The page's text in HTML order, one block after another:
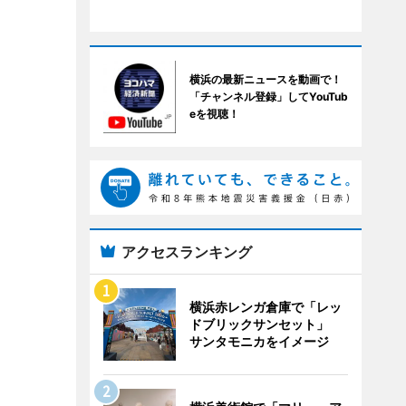
横浜の最新ニュースを動画で！
「チャンネル登録」してYouTub
eを視聴！
アクセスランキング
横浜赤レンガ倉庫で「レッ
ドブリックサンセット」
サンタモニカをイメージ